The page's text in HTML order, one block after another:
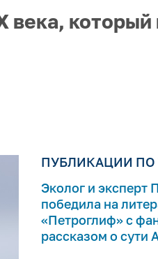
века,
ПУБЛИКАЦИИ ПО
Эколог и эксперт
победила на
«Петроглиф» с
рассказом о сути